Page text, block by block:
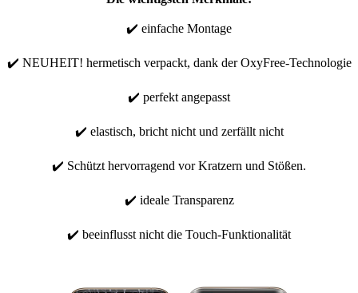
✔️ einfache Montage
✔️ NEUHEIT! hermetisch verpackt, dank der OxyFree-Technologie
✔️ perfekt angepasst
✔️ elastisch, bricht nicht und zerfällt nicht
✔️ Schützt hervorragend vor Kratzern und Stößen.
✔️ ideale Transparenz
✔️ beeinflusst nicht die Touch-Funktionalität